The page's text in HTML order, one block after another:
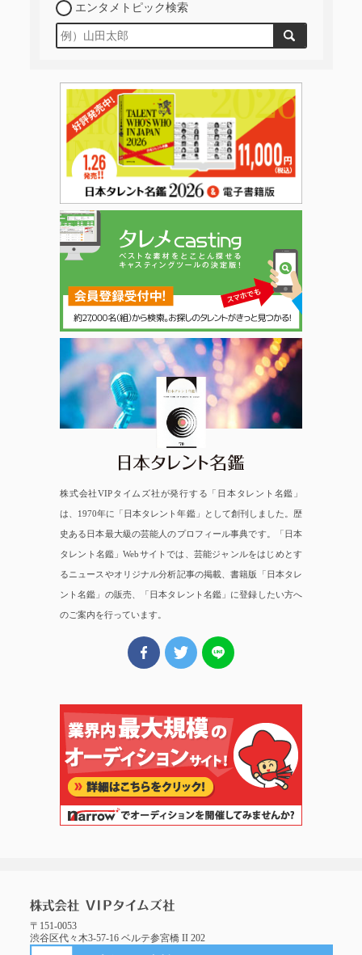
エンタメトピック検索
日本タレント名鑑
株式会社VIPタイムズ社が発行する「日本タレント名鑑」
は、1970年に「日本タレント年鑑」として創刊しました。歴
史ある日本最大級の芸能人のプロフィール事典です。「日本
タレント名鑑」Webサイトでは、芸能ジャンルをはじめとす
るニュースやオリジナル分析記事の掲載、書籍版「日本タレ
ント名鑑」の販売、「日本タレント名鑑」に登録したい方へ
のご案内を行っています。
〒151-0053
渋谷区代々木3-57-16 ベルテ参宮橋 II 202